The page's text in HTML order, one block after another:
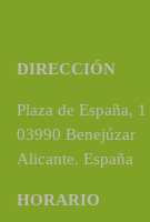
DIRECCIÓN
Plaza de España, 1
03990 Benejúzar
Alicante. España
HORARIO